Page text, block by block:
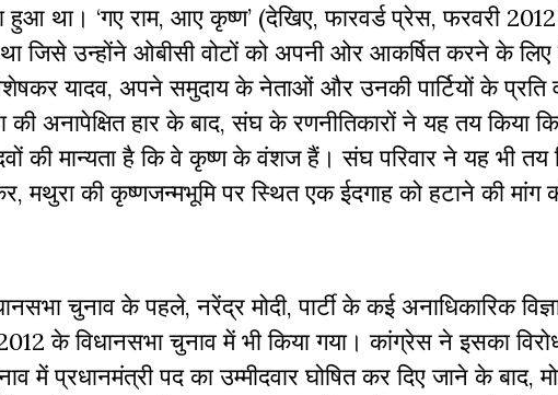
था। ‘गए राम, आए कृष्ण’ (देखिए, फारवर्ड प्रेस, फरवरी
जिसे उन्होंने ओबीसी वोटों को अपनी ओर आकर्षित करने के लिए
यादव, अपने समुदाय के नेताओं और उनकी पार्टियों के
अनापेक्षित हार के बाद, संघ के रणनीतिकारों ने यह तय किया कि
की मान्यता है कि वे कृष्ण के वंशज हैं। संघ परिवार ने यह भी तय
कर, मथुरा की कृष्णजन्मभूमि पर स्थित एक ईदगाह को हटाने की
चुनाव के पहले, नरेंद्र मोदी, पार्टी के कई अनाधिकारिक
के विधानसभा चुनाव में भी किया गया। कांग्रेस ने इसका
प्रधानमंत्री पद का उम्मीदवार घोषित कर दिए जाने के बाद,